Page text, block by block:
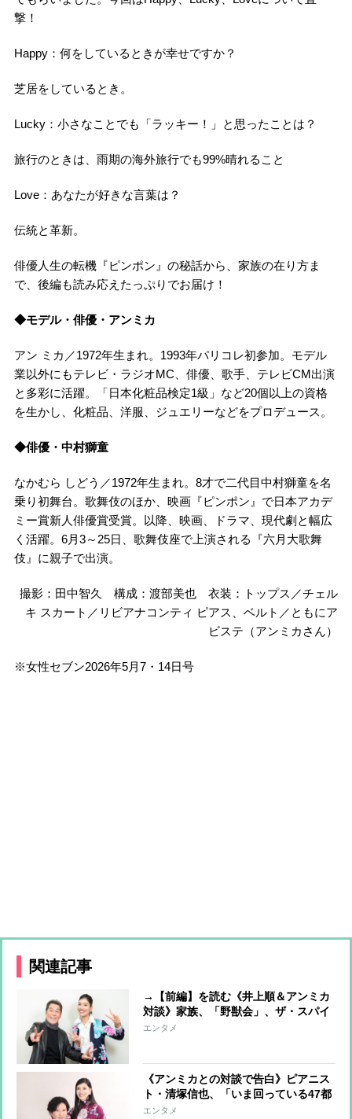
撃！
Happy：何をしているときが幸せですか？
芝居をしているとき。
Lucky：小さなことでも「ラッキー！」と思ったことは？
旅行のときは、雨期の海外旅行でも99%晴れること
Love：あなたが好きな言葉は？
伝統と革新。
俳優人生の転機『ピンポン』の秘話から、家族の在り方ま
で、後編も読み応えたっぷりでお届け！
◆モデル・俳優・アンミカ
アン ミカ／1972年生まれ。1993年パリコレ初参加。モデル
業以外にもテレビ・ラジオMC、俳優、歌手、テレビCM出演
と多彩に活躍。「日本化粧品検定1級」など20個以上の資格
を生かし、化粧品、洋服、ジュエリーなどをプロデュース。
◆俳優・中村獅童
なかむら しどう／1972年生まれ。8才で二代目中村獅童を名
乗り初舞台。歌舞伎のほか、映画『ピンポン』で日本アカデ
ミー賞新人俳優賞受賞。以降、映画、ドラマ、現代劇と幅広
く活躍。6月3～25日、歌舞伎座で上演される『六月大歌舞
伎』に親子で出演。
撮影：田中智久 構成：渡部美也 衣装：トップス／チェル
キ スカート／リビアナコンティ ピアス、ベルト／ともにア
ビステ（アンミカさん）
※女性セブン2026年5月7・14日号
関連記事
→【前編】を読む《井上順＆アンミカ
対談》家族、「野獣会」、ザ・スパイ
ダース…「人と交わる場所がぼくを成
エンタメ
《アンミカとの対談で告白》ピアニス
ト・清塚信也、「いま回っている47都
道府県ツアーがひとつの節目」 10代
エンタメ